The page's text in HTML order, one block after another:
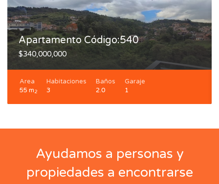
Apartamento Código:540
$340,000,000
Area
55 m2
Habitaciones
3
Baños
2.0
Garaje
1
Ayudamos a personas y
propiedades a encontrarse